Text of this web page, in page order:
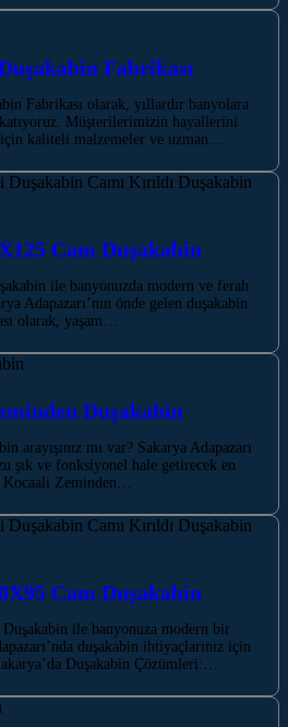
Fabrikası
Fabrikası olarak, yıllardır banyolara
Müşterilerimizin hayallerini
kaliteli malzemeler ve uzman…
Cam Duşakabin
ile banyonuzda modern ve ferah
Adapazarı’nın önde gelen duşakabin
olarak, yaşam…
Duşakabin
arayışınız mı var? Sakarya Adapazarı
şık ve fonksiyonel hale getirecek en
Zeminden…
Cam Duşakabin
ile banyonuza modern bir
duşakabin ihtiyaçlarınız için
Duşakabin Çözümleri:…